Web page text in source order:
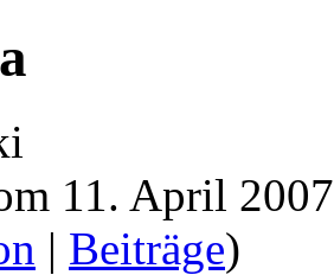
11. April
| Beiträge)